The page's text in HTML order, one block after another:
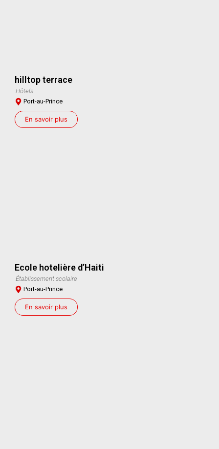
hilltop terrace
Hôtels
Port-au-Prince
En savoir plus
Ecole hotelière d’Haiti
Établissement scolaire
Port-au-Prince
En savoir plus